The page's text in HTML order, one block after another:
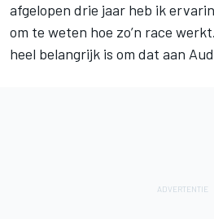
afgelopen drie jaar heb ik
om te weten hoe zo’n race
heel belangrijk is om dat aan